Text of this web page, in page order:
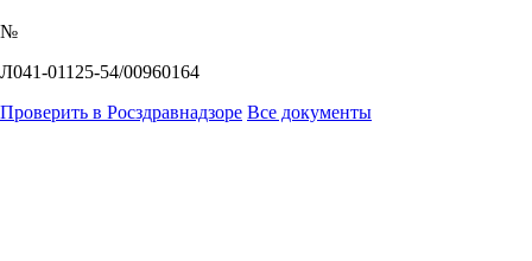
№
Л041-01125-54/00960164
Проверить в Росздравнадзоре Все документы